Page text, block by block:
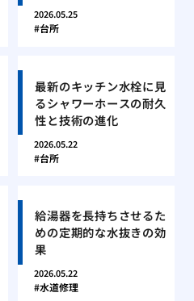
2026.05.25
台所
最新のキッチン水栓に見
るシャワーホースの耐久
性と技術の進化
2026.05.22
台所
給湯器を長持ちさせるた
めの定期的な水抜きの効
果
2026.05.22
水道修理